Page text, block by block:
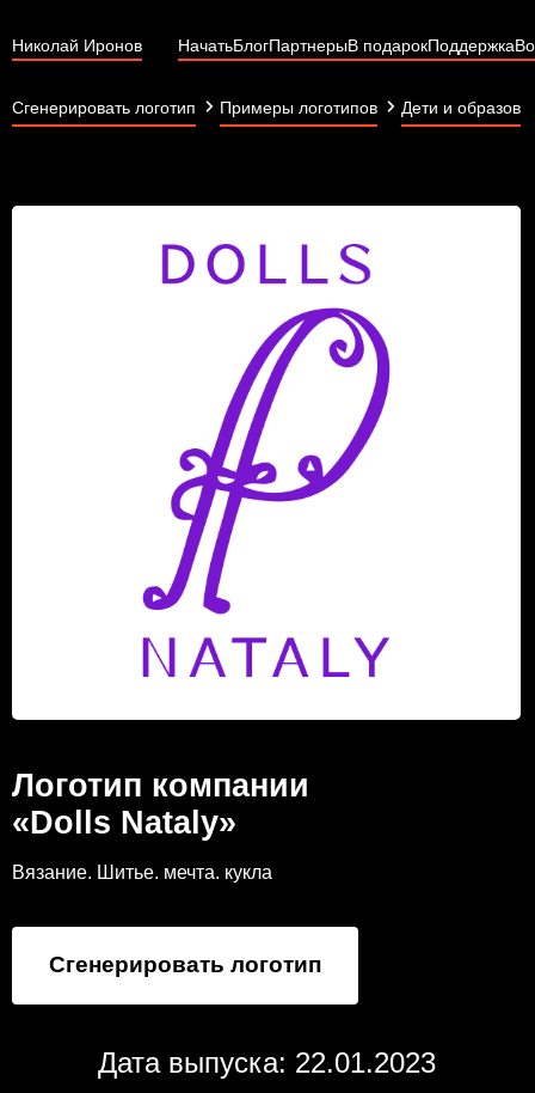
Николай Иронов НачатьБлогПартнерыВ подарокПоддержка
Сгенерировать логотип Примеры логотипов Дети и
Логотип компании
«Dolls Nataly»
Вязание. Шитье. мечта. кукла
Сгенерировать логотип
Дата выпуска: 22.01.2023